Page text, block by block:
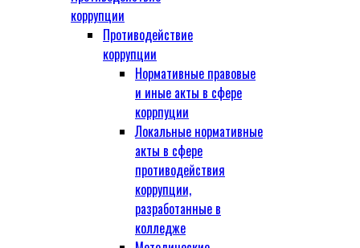
коррупции
Противодействие
коррупции
Нормативные правовые
и иные акты в сфере
коррпуции
Локальные нормативные
акты в сфере
противодействия
коррупции,
разработанные в
колледже